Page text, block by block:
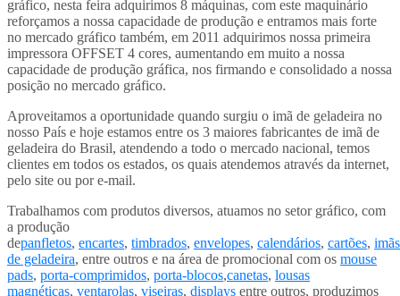
gráfico, nesta feira adquirimos 8 máquinas, com este maquinário
reforçamos a nossa capacidade de produção e entramos mais forte
no mercado gráfico também, em 2011 adquirimos nossa primeira
impressora OFFSET 4 cores, aumentando em muito a nossa
capacidade de produção gráfica, nos firmando e consolidado a nossa
posição no mercado gráfico.
Aproveitamos a oportunidade quando surgiu o imã de geladeira no
nosso País e hoje estamos entre os 3 maiores fabricantes de imã de
geladeira do Brasil, atendendo a todo o mercado nacional, temos
clientes em todos os estados, os quais atendemos através da internet,
pelo site ou por e-mail.
Trabalhamos com produtos diversos, atuamos no setor gráfico, com
a produção
depanfletos, encartes, timbrados, envelopes, calendários, cartões, imãs
de geladeira, entre outros e na área de promocional com os mouse
pads, porta-comprimidos, porta-blocos,canetas, lousas
magnéticas, ventarolas, viseiras, displays entre outros, produzimos